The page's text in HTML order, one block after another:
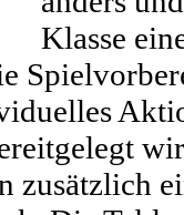
Klasse
zusätzlich